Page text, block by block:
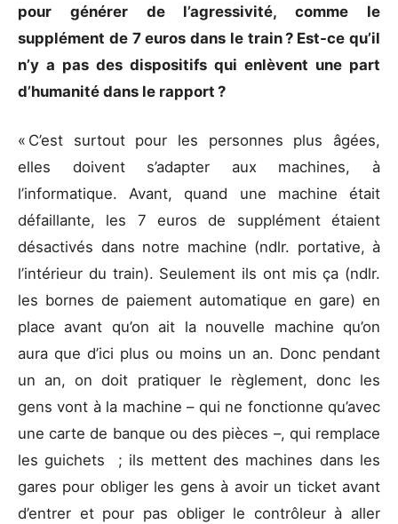
pour générer de l’agressivité, comme le
supplément de 7 euros dans le train ? Est-ce qu’il
n’y a pas des dispositifs qui enlèvent une part
d’humanité dans le rapport ?
« C’est surtout pour les personnes plus âgées,
elles doivent s’adapter aux machines, à
l’informatique. Avant, quand une machine était
défaillante, les 7 euros de supplément étaient
désactivés dans notre machine (ndlr. portative, à
l’intérieur du train). Seulement ils ont mis ça (ndlr.
les bornes de paiement automatique en gare) en
place avant qu’on ait la nouvelle machine qu’on
aura que d’ici plus ou moins un an. Donc pendant
un an, on doit pratiquer le règlement, donc les
gens vont à la machine – qui ne fonctionne qu’avec
une carte de banque ou des pièces –, qui remplace
les guichets ; ils mettent des machines dans les
gares pour obliger les gens à avoir un ticket avant
d’entrer et pour pas obliger le contrôleur à aller